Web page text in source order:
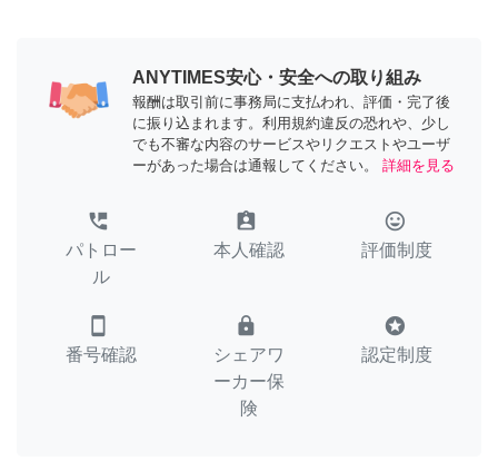
ANYTIMES安心・安全への取り組み
報酬は取引前に事務局に支払われ、評価・完了後
に振り込まれます。利用規約違反の恐れや、少し
でも不審な内容のサービスやリクエストやユーザ
ーがあった場合は通報してください。
詳細を見る
perm_phone_msg
パトロー
ル
assignment_ind
本人確認
tag_faces
評価制度
smartphone
番号確認
lock
シェアワ
ーカー保
険
stars
認定制度